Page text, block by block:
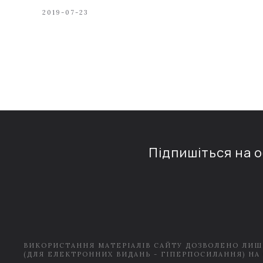
2019-07-23
Підпишіться на
ВИКОРИСТАННЯ МАТЕРІАЛІВ САЙТУ ДОЗВОЛЕНО
(ДЛЯ ЕЛЕКТРОННИХ ВИДАНЬ - ГІПЕРПОСИЛАННЯ) НА